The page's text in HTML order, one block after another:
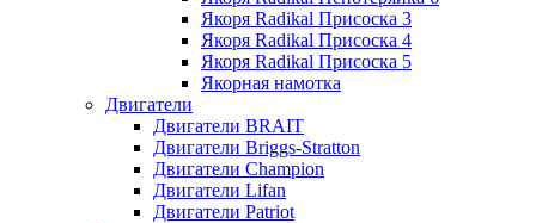
Якоря Radikal Присоска 3
Якоря Radikal Присоска 4
Якоря Radikal Присоска 5
Якорная намотка
Двигатели
Двигатели BRAIT
Двигатели Briggs-Stratton
Двигатели Champion
Двигатели Lifan
Двигатели Patriot